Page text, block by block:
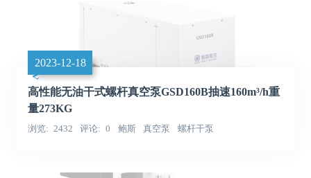
2023-12-18
高性能无油干式螺杆真空泵GSD160B抽速160m³/h重
量273KG
浏览 2432 评论 0 鲍斯 真空泵 螺杆干泵